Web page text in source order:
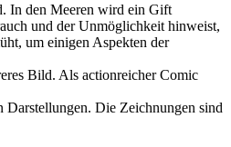
In den Meeren wird ein Gift
und der Unmöglichkeit hinweist,
um einigen Aspekten der
Bild. Als actionreicher Comic
Die Zeichnungen sind